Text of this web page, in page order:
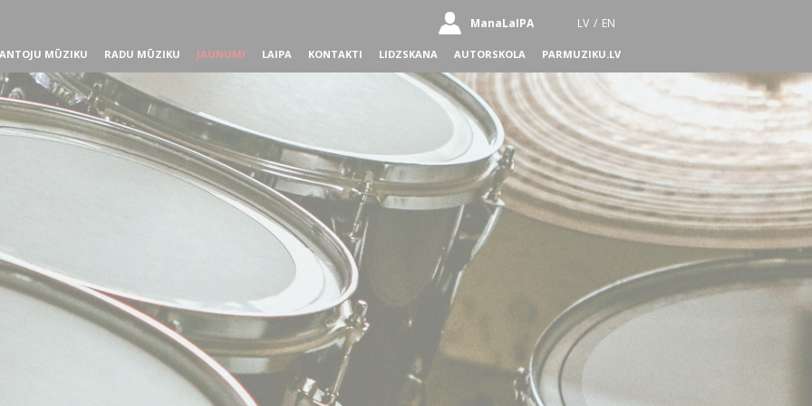
ManaLaIPA LV / EN
MŪZIKU RADU MŪZIKU JAUNUMI LAIPA KONTAKTI LIDZSKANA AUTORSKOLA PARMUZIKU.LV